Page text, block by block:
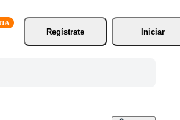
Regístrate
Iniciar